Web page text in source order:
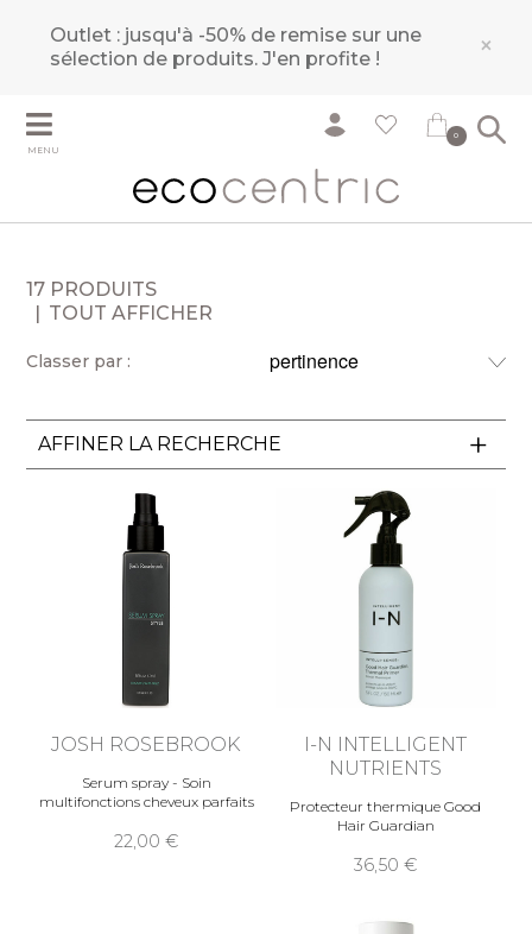
Outlet : jusqu'à -50% de remise sur une
sélection de produits.J'en profite ! ×
MENU
0
17 PRODUITS
TOUT AFFICHER
Classer par :
AFFINER LA RECHERCHE
JOSH ROSEBROOK
Serum spray - Soin
multifonctions cheveux parfaits
22,00
I-N INTELLIGENT
NUTRIENTS
Protecteur thermique Good
Hair Guardian
36,50